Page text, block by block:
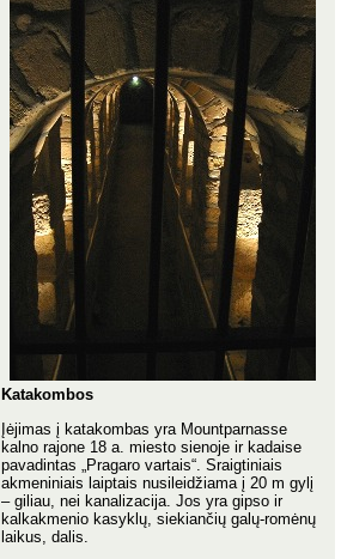
Katakombos
Įėjimas į katakombas yra Mountparnasse
kalno rajone 18 a. miesto sienoje ir kadaise
pavadintas „Pragaro vartais“. Sraigtiniais
akmeniniais laiptais nusileidžiama į 20 m gylį
– giliau, nei kanalizacija. Jos yra gipso ir
kalkakmenio kasyklų, siekiančių galų-romėnų
laikus, dalis.